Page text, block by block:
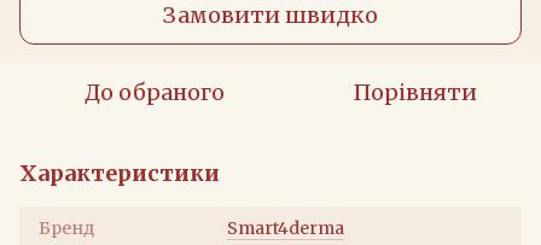
Замовити швидко
До обраного Порівняти
Характеристики
Бренд Smart4derma